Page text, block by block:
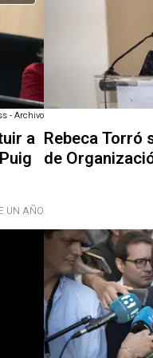
- Archivo
a
UN AÑO
Rebeca Torró
de